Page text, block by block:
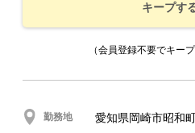
キープす
（会員登録不要でキー
勤務地 愛知県岡崎市昭和